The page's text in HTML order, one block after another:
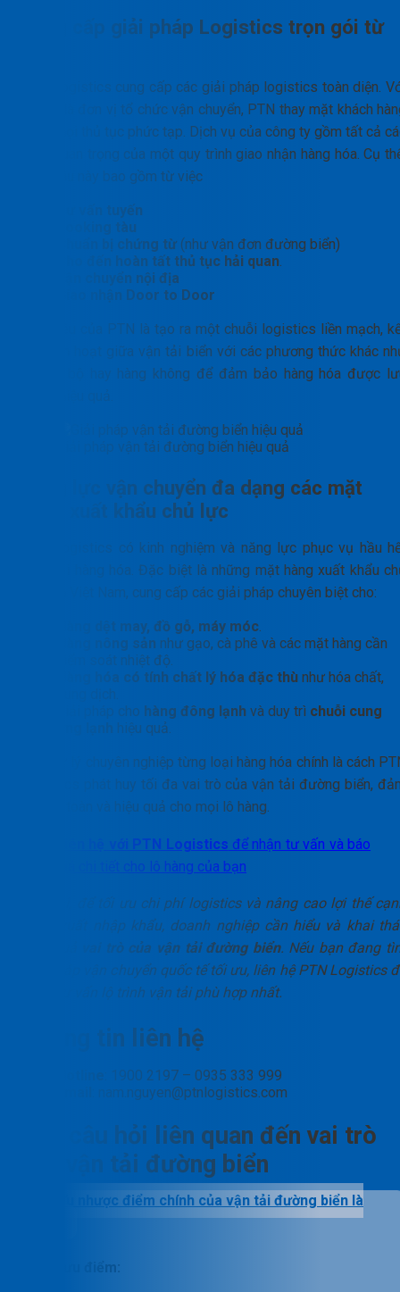
Cung cấp giải pháp Logistics trọn gói từ
PTN Logistics cung cấp các giải pháp logistics toàn diện.
vai trò là đơn vị tổ chức vận chuyển, PTN thay mặt khách
xử lý mọi thủ tục phức tạp. Dịch vụ của công ty gồm tất cả
khâu quan trọng của một quy trình giao nhận hàng hóa. Cụ
các khâu này bao gồm từ việc
Tư vấn tuyến
Booking tàu
Chuẩn bị chứng từ (như vận đơn đường biển)
Cho đến hoàn tất thủ tục hải quan.
Vận chuyển nội địa
Giao nhận Door to Door
Mục tiêu của PTN là tạo ra một chuỗi logistics liền mạch,
hợp linh hoạt giữa vận tải biển với các phương thức khác
đường bộ hay hàng không để đảm bảo hàng hóa được
Giải pháp vận tải đường biển hiệu quả
Năng lực vận chuyển đa dạng các mặt
hàng xuất khẩu chủ lực
PTN Logistics có kinh nghiệm và năng lực phục vụ hầu
các loại hàng hóa. Đặc biệt là những mặt hàng xuất khẩu
lực của Việt Nam, cung cấp các giải pháp chuyên biệt cho:
Hàng dệt may, đồ gỗ, máy móc
Hàng nông sản như gạo, cà phê và các mặt hàng cần
kiểm soát nhiệt độ.
Hàng hóa có tính chất lý hóa đặc thù như hóa chất,
dung dịch.
Giải pháp cho hàng đông lạnh và duy trì chuỗi cung
ứng lạnh hiệu quả.
Việc xử lý chuyên nghiệp từng loại hàng hóa chính là cách
Logistics phát huy tối đa vai trò của vận tải đường biển,
bảo an toàn và hiệu quả cho mọi lô hàng.
Liên hệ với PTN Logistics để nhận tư vấn và báo
giá chi tiết cho lô hàng của bạn
Tóm lại, để tối ưu chi phí logistics và nâng cao lợi thế
tranh xuất nhập khẩu, doanh nghiệp cần hiểu và khai
vai trò của vận tải đường biển. Nếu bạn đang
giải pháp vận chuyển quốc tế tối ưu, liên hệ PTN Logistics
được tư vấn lộ trình vận tải phù hợp nhất.
Thông tin liên hệ
: 1900 2197 – 0935 333 999
: nam.nguyen@ptnlogistics.com
Các câu hỏi liên quan đến vai trò
của vận tải đường biển
Ưu nhược điểm chính của vận tải đường biển là
Về ưu điểm: